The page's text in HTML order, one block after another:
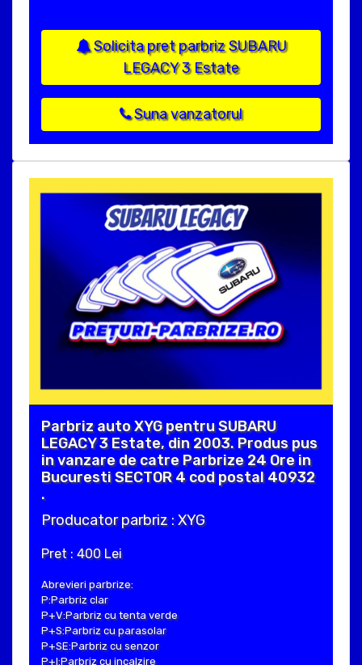
Solicita pret parbriz SUBARU
LEGACY 3 Estate
Suna vanzatorul
Parbriz auto XYG pentru SUBARU
LEGACY 3 Estate, din 2003. Produs pus
in vanzare de catre Parbrize 24 Ore in
Bucuresti SECTOR 4 cod postal 40932
.
Producator parbriz : XYG
Pret : 400 Lei
Abrevieri parbrize:
P:Parbriz clar
P+V:Parbriz cu tenta verde
P+S:Parbriz cu parasolar
P+SE:Parbriz cu senzor
P+I:Parbriz cu incalzire